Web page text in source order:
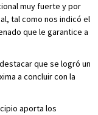
muy fuerte y por
tal como nos indicó el
que le garantice a
que se logró un
a concluir con la
aporta los